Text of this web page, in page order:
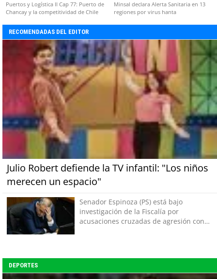
Puertos y Logística II Cap 77: Puerto de
Chancay y la competitividad de Chile
Minsal declara Alerta Sanitaria en 13
regiones por virus hanta
RECOMENDADAS DEL EDITOR
Julio Robert defiende la TV infantil: "Los niños
merecen un espacio"
Senador Espinoza (PS) está bajo
investigación de la Fiscalía por
acusaciones cruzadas de agresión con
DEPORTES